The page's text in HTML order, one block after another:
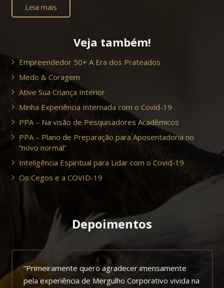
Leia mais
Veja também!
Empreendedor 50+ A Era dos Prateados
Medo & Coragem
Ative Sua Criança Interior
Minha Experiência Internada com o Covid-19
PPA – Na visão de Pesquisadores Acadêmicos
PPA – Plano de Preparação para Aposentadoria no
“novo normal”
Inteligência Espiritual para Lidar com o Covid-19
Os Cegos e a COVID-19
Depoimentos
“Primeiramente quero agradecer imensamente
pela experiência de Mergulho Corporativo vivida na